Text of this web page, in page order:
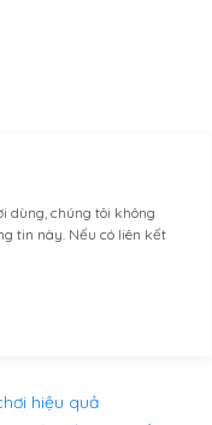
dùng, chúng tôi không
tin này. Nếu có liên kết
hiệu quả